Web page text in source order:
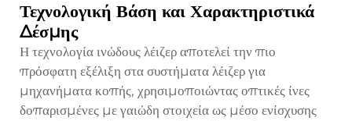
Τεχνολογική Βάση και Χαρακτηριστικά
Δέσμης
Η τεχνολογία ινώδους λέιζερ αποτελεί την πιο
πρόσφατη εξέλιξη στα συστήματα λέιζερ για
μηχανήματα κοπής, χρησιμοποιώντας οπτικές ίνες
δοπαρισμένες με γαιώδη στοιχεία ως μέσο ενίσχυσης